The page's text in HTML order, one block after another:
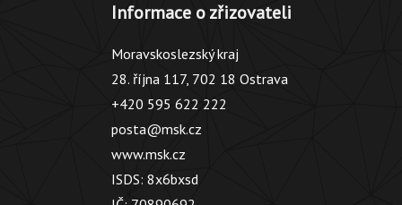
Informace o zřizovateli
Moravskoslezský kraj
28. října 117, 702 18 Ostrava
+420 595 622 222
posta@msk.cz
www.msk.cz
ISDS: 8x6bxsd